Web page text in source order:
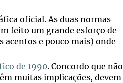
oficial. As duas normas
feito um grande esforço de
e pouco mais) onde
de 1990. Concordo que não
muitas implicações, devem